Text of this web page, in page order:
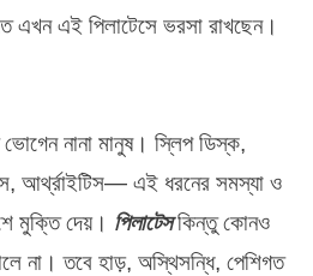
এখন এই পিলাটেসে ভরসা রাখছেন।
নানা মানুষ। স্লিপ ডিস্ক,
আর্থ্রাইটিস— এই ধরনের সমস্যা ও
মুক্তি দেয়। পিলাটেসকিন্তু কোনও
না। তবে হাড়, অস্থিসন্ধি, পেশিগত